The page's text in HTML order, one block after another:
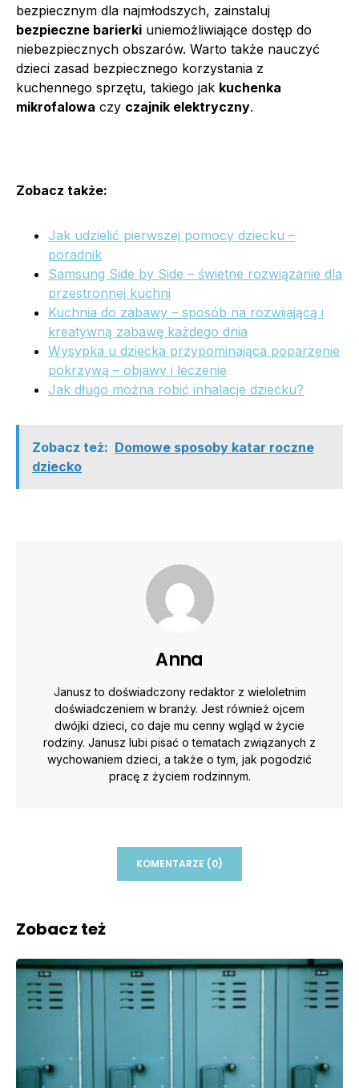
bezpiecznym dla najmłodszych, zainstaluj
bezpieczne barierki uniemożliwiające dostęp do
niebezpiecznych obszarów. Warto także nauczyć
dzieci zasad bezpiecznego korzystania z
kuchennego sprzętu, takiego jak kuchenka
mikrofalowa czy czajnik elektryczny.
Zobacz także:
Jak udzielić pierwszej pomocy dziecku –
poradnik
Samsung Side by Side – świetne rozwiązanie dla
przestronnej kuchni
Kuchnia do zabawy – sposób na rozwijającą i
kreatywną zabawę każdego dnia
Wysypka u dziecka przypominająca poparzenie
pokrzywą – objawy i leczenie
Jak długo można robić inhalacje dziecku?
Zobacz też: Domowe sposoby katar roczne
dziecko
Anna
Janusz to doświadczony redaktor z wieloletnim
doświadczeniem w branży. Jest również ojcem
dwójki dzieci, co daje mu cenny wgląd w życie
rodziny. Janusz lubi pisać o tematach związanych z
wychowaniem dzieci, a także o tym, jak pogodzić
pracę z życiem rodzinnym.
KOMENTARZE (0)
Zobacz też